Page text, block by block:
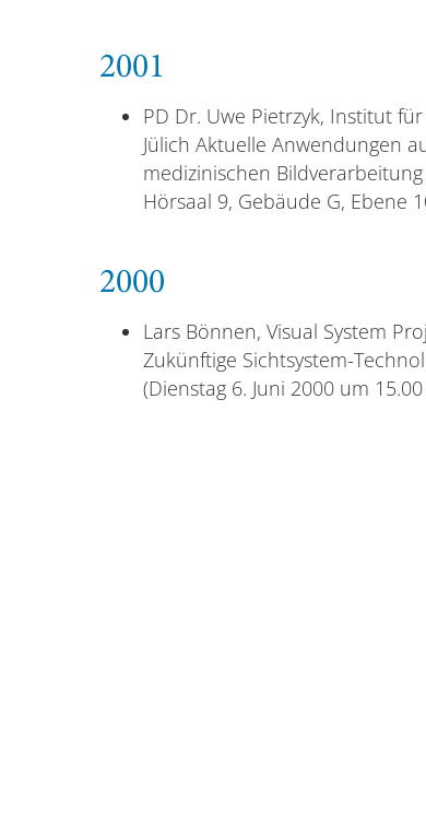
2001
PD Dr. Uwe Pietrzyk, Institut
Jülich Aktuelle Anwendungen
medizinischen
Hörsaal 9, Gebäude G, Ebene
2000
Lars Bönnen, Visual System
Zukünftige Sichtsystem-
(Dienstag 6. Juni 2000 um